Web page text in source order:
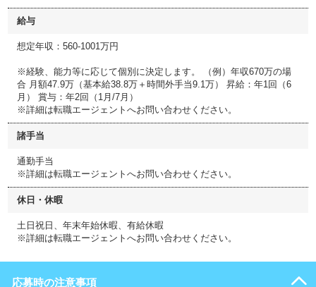
給与
想定年収：560-1001万円
※経験、能力等に応じて個別に決定します。 （例）年収670万の場
合 月額47.9万（基本給38.8万＋時間外手当9.1万） 昇給：年1回（6
月） 賞与：年2回（1月/7月）
※詳細は転職エージェントへお問い合わせください。
諸手当
通勤手当
※詳細は転職エージェントへお問い合わせください。
休日・休暇
土日祝日、年末年始休暇、有給休暇
※詳細は転職エージェントへお問い合わせください。
応募時の注意事項